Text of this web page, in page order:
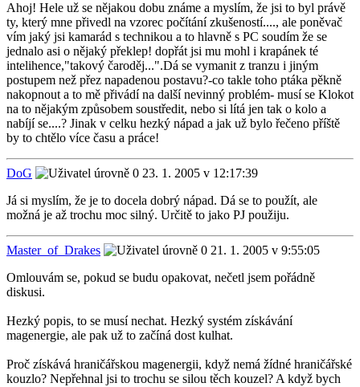
Ahoj! Hele už se nějakou dobu známe a myslím, že jsi to byl právě
ty, který mne přivedl na vzorec počítání zkušeností...., ale poněvač
vím jaký jsi kamarád s technikou a to hlavně s PC soudím že se
jednalo asi o nějaký překlep! dopřát jsi mu mohl i krapánek té
intelihence,"takový čaroděj...".Dá se vymanit z tranzu i jiným
postupem než přez napadenou postavu?-co takle toho ptáka pěkně
nakopnout a to mě přivádí na další nevinný problém- musí se Klokot
na to nějakým způsobem soustředit, nebo si lítá jen tak o kolo a
nabíjí se....? Jinak v celku hezký nápad a jak už bylo řečeno příště
by to chtělo více času a práce!
DoG
23. 1. 2005 v 12:17:39
Já si myslím, že je to docela dobrý nápad. Dá se to použít, ale
možná je až trochu moc silný. Určitě to jako PJ použiju.
Master_of_Drakes
21. 1. 2005 v 9:55:05
Omlouvám se, pokud se budu opakovat, nečetl jsem pořádně
diskusi.
Hezký popis, to se musí nechat. Hezký systém získávání
magenergie, ale pak už to začíná dost kulhat.
Proč získává hraničářskou magenergii, když nemá žídné hraničářské
kouzlo? Nepřehnal jsi to trochu se silou těch kouzel? A když bych